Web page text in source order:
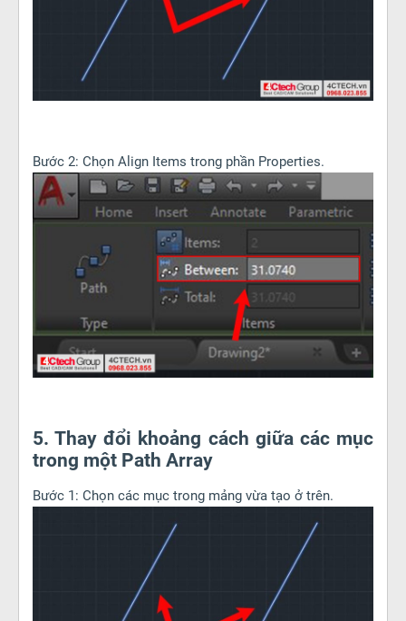
Bước 2: Chọn Align Items trong phần Properties.
5. Thay đổi khoảng cách giữa các mục
trong một Path Array
Bước 1: Chọn các mục trong mảng vừa tạo ở trên.